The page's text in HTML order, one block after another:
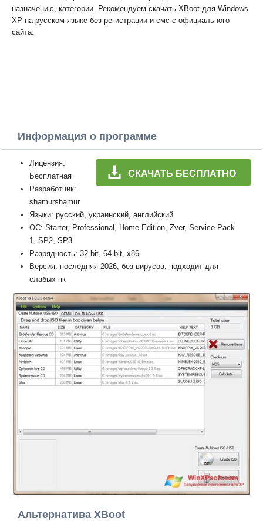
назначению, категории. Рекомендуем скачать XBoot для Windows
XP на русском языке без регистрации и смс с официального
сайта.
Информация о программе
СКАЧАТЬ БЕСПЛАТНО
Лицензия:
Бесплатная
Разработчик:
shamurshamur
Языки: русский, украинский, английский
ОС: Starter, Professional, Home Edition, Zver, Service Pack
1, SP2, SP3
Разрядность: 32 bit, 64 bit, x86
Версия: последняя 2026, без вирусов, подходит для
слабых пк
Альтернатива XBoot